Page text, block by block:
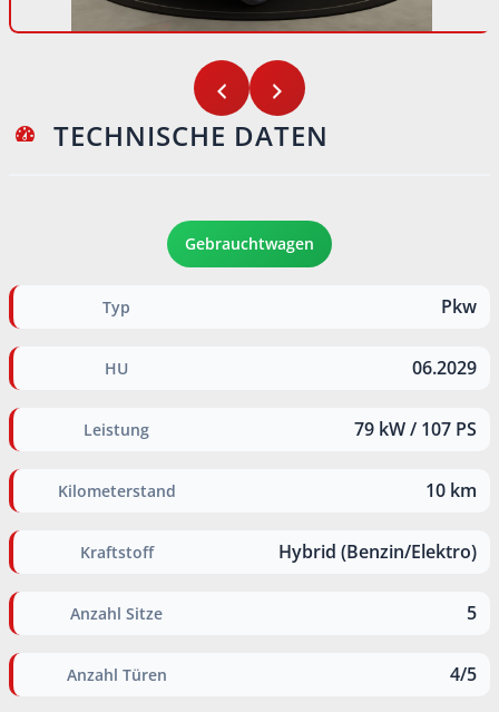
TECHNISCHE DATEN
Gebrauchtwagen
Typ Pkw
HU 06.2029
Leistung 79 kW / 107 PS
Kilometerstand 10 km
Kraftstoff Hybrid (Benzin/Elektro)
Anzahl Sitze 5
Anzahl Türen 4/5